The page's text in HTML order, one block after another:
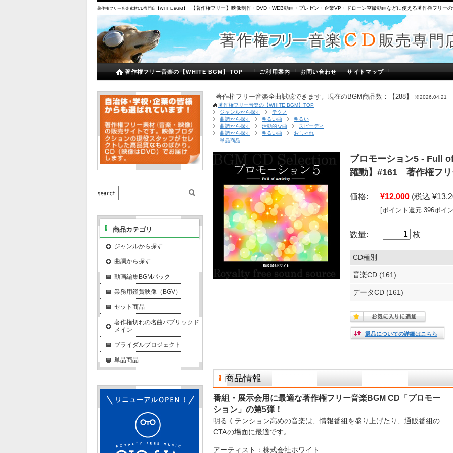
著作権フリー音楽素材CD専門店【WHITE BGM】 【著作権フリー】映像制作・DVD・WEB動画・プレゼン・企業VP・ドローン空撮動画などに使える著作権フリー
著作権フリー音楽の【WHITE BGM】TOP ご利用案内 お問い合わせ サイトマップ
著作権フリー音楽全曲試聴できます。現在のBGM商品数：【288】
※2026.04.21
著作権フリー音楽の【WHITE BGM】TOP
ジャンルから探す
テクノ
曲調から探す
明るい曲
明るい
曲調から探す
活動的な曲
スピーディ
曲調から探す
明るい曲
おしゃれ
単品商品
プロモーション5 - Full
躍動】#161 著作権フ
価格: ¥12,000 (税込
[ポイント還元 396ポイ
数量: 枚
CD種別
音楽CD (161)
データCD (161)
返品についての詳細はこちら
商品情報
番組・展示会用に最適な著作権フリー音楽BGM CD「プロモー
ション」の第5弾！
明るくテンション高めの音楽は、情報番組を盛り上げたり、通販番組の
CTAの場面に最適です。
アーティスト：株式会社ホワイト
商品カテゴリ
ジャンルから探す
曲調から探す
動画編集BGMパック
業務用鑑賞映像（BGV）
セット商品
著作権切れの名曲パブリックド
メイン
ブライダルプロジェクト
単品商品